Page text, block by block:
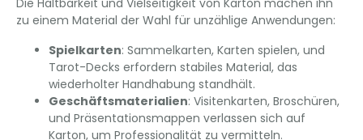
Die Haltbarkeit und Vielseitigkeit von Karton machen ihn
zu einem Material der Wahl für unzählige Anwendungen:
Spielkarten: Sammelkarten, Karten spielen, und
Tarot-Decks erfordern stabiles Material, das
wiederholter Handhabung standhält.
Geschäftsmaterialien: Visitenkarten, Broschüren,
und Präsentationsmappen verlassen sich auf
Karton, um Professionalität zu vermitteln.